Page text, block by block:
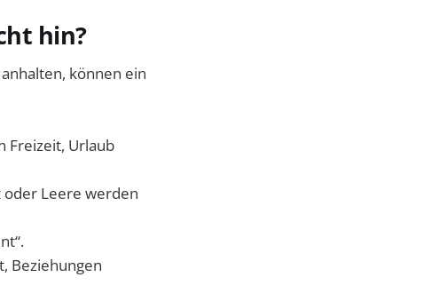
hin?
können ein
Freizeit, Urlaub
oder Leere werden
Beziehungen